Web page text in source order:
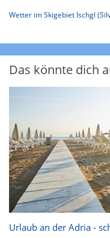
Wetter im Skigebiet Ischgl
Das könnte dich
Urlaub an der Adria -